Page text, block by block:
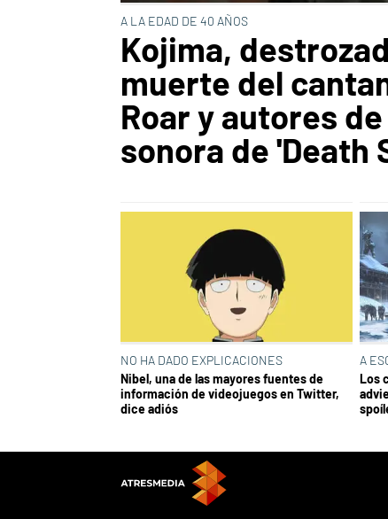
A LA EDAD DE 40 AÑOS
Kojima,
muerte del
Roar y autores
sonora de 'Death
NO HA DADO EXPLICACIONES
Nibel, una de las mayores fuentes de
información de videojuegos en Twitter,
dice adiós
A
Los